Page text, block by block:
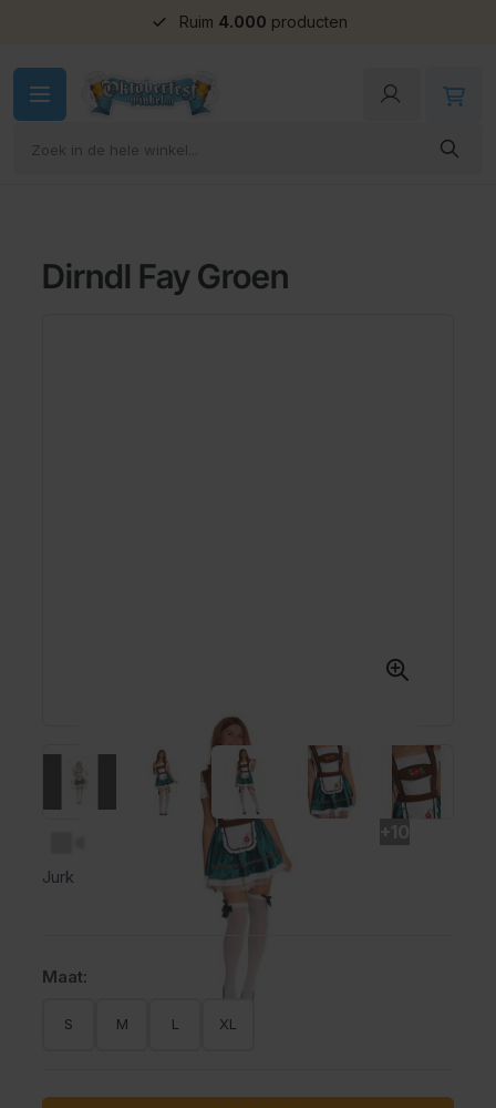
Ruim 4.000 producten
Dirndl Fay Groen
Jurk
Maat:
S M L XL